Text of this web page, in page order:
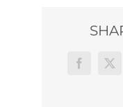
Facebook
X